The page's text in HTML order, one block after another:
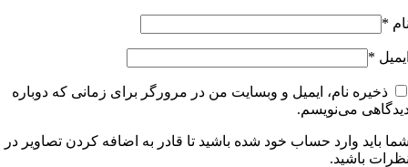
*
*
ذخیره نام، ایمیل و وبسایت من در مرورگر برای زمانی که دوباره
می‌نویسم.
باید وارد حساب خود شده باشید تا قادر به اضافه کردن تصاویر در
باشید.